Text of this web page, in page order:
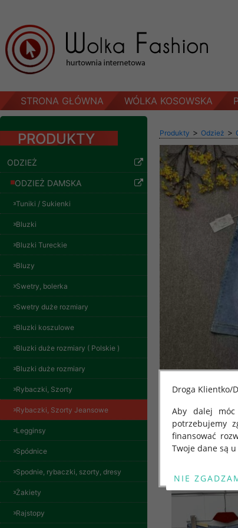
STRONA GŁÓWNA WÓLKA KOSOWSKA
PRODUKTY
ODZIEŻ
ODZIEŻ DAMSKA
Tuniki / Sukienki
Bluzki
Bluzki Tureckie
Bluzy
Swetry, bolerka
Swetry duże rozmiary
Bluzki koszulowe
Bluzki duże rozmiary ( Polskie )
Bluzki duże rozmiary
Rybaczki, Szorty
Rybaczki, Szorty Jeansowe
Legginsy
Spódnice
Spodnie, rybaczki, szorty, dresy
Żakiety
Rajstopy
Produkty > Odzież >
Droga Klientko/
Aby dalej móc
potrzebujemy
finansować
Twoje dane są
Od 25 maja
kwietnia 2016
swobodnego
"GDPR" lub